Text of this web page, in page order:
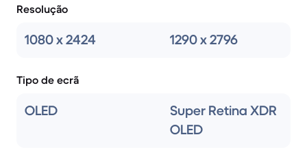
Resolução
1080 x 2424 1290 x 2796
Tipo de ecrã
OLED
Super Retina XDR
OLED